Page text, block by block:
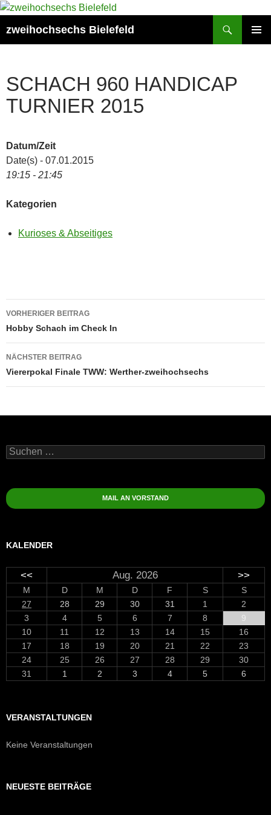
Zum
springen
zweihochsechs Bielefeld
SCHACH 960 HANDICAP
TURNIER 2015
Datum/Zeit
Date(s) - 07.01.2015
19:15 - 21:45
Kategorien
Kurioses & Abseitiges
Beitragsnavigation
VORHERIGER BEITRAG
Hobby Schach im Check In
NÄCHSTER BEITRAG
Viererpokal Finale TWW: Werther-zweihochsechs
Suchen
nach:
MAIL AN VORSTAND
KALENDER
<< Aug. 2026 >>
M D M D F S
S
27
28 29 30 31 1
2
3
4 5 6 7 8
9
10
11 12 13 14 15
16
17
18 19 20 21 22
23
24
25 26 27 28 29
30
31
1 2 3 4 5 6
VERANSTALTUNGEN
Keine Veranstaltungen
NEUESTE BEITRÄGE